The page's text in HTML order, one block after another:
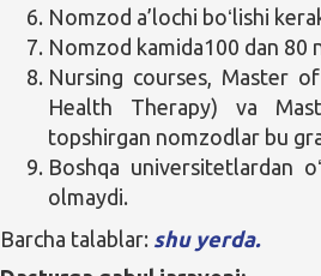
Nomzod a’lochi boʻlishi
Nomzod kamida100 dan 80
Nursing courses, Master
Health Therapy) va
topshirgan nomzodlar bu
Boshqa universitetlardan
olmaydi.
Barcha talablar: shu yerda.